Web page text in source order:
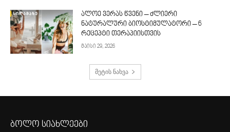
ალოე ვერას წვენი – ძლიერი
ნატურალური ბიოსტიმულატორი – 6
რეცეპტი თერაპიისთვის
მაისი 29, 2026
მეტის ნახვა
ბოლო სიახლეები